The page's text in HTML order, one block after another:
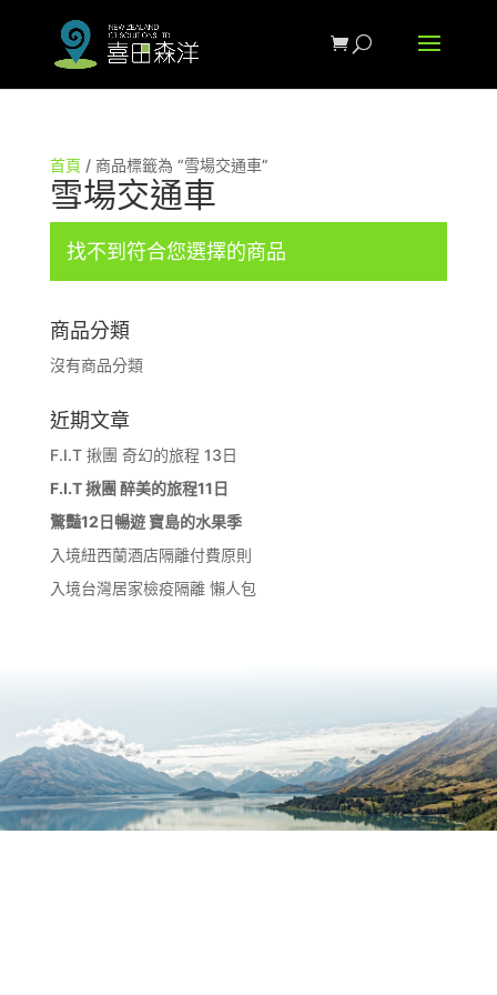
首頁 / 商品標籤為 “雪場交通車”
雪場交通車
找不到符合您選擇的商品
商品分類
沒有商品分類
近期文章
F.I.T 揪團 奇幻的旅程 13日
F.I.T 揪團 醉美的旅程11日
驚豔12日暢遊 寶島的水果季
入境紐西蘭酒店隔離付費原則
入境台灣居家檢疫隔離 懶人包